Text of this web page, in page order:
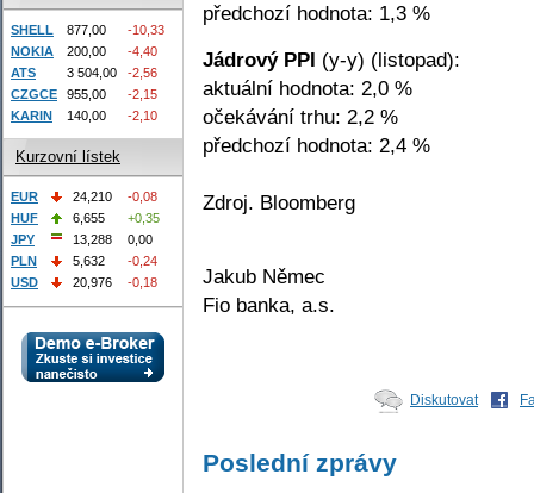
předchozí hodnota: 1,3 %
Jádrový PPI (y-y) (listopad):
aktuální hodnota: 2,0 %
očekávání trhu: 2,2 %
předchozí hodnota: 2,4 %
Zdroj. Bloomberg
Jakub Němec
Fio banka, a.s.
Diskutovat
Poslední zprávy
SHELL 877,00
-10,33
NOKIA
200,00
-4,40
ATS
3 504,00
-2,56
CZGCE
955,00
-2,15
KARIN
140,00 -2,10
Kurzovní lístek
EUR 24,210
-0,08
HUF
6,655
+0,35
JPY
13,288
0,00
PLN
5,632
-0,24
USD
20,976 -0,18